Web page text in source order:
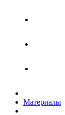
Материалы